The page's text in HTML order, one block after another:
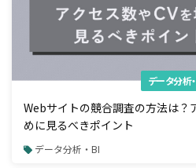
データ分析
Webサイトの競合調査の方法は？
めに見るべきポイント
データ分析・BI